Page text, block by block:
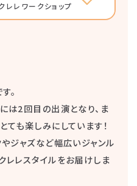
レレワークショップ
。
は2回目の出演となり、ま
ても楽しみにしています！
ジャズなど幅広いジャンル
レレスタイルをお届けしま